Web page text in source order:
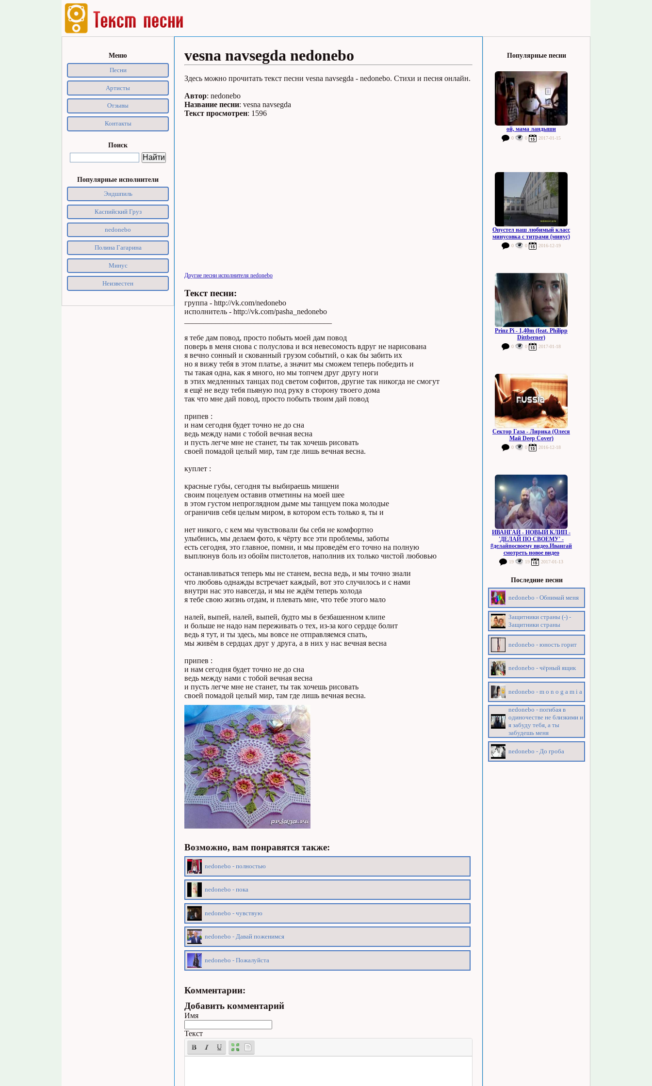
Меню
Песни
Артисты
Отзывы
Контакты
Поиск
Популярные исполнители
Эндшпиль
Каспийский Груз
nedonebo
Полина Гагарина
Минус
Неизвестен
vesna navsegda nedonebo
Здесь можно прочитать текст песни vesna navsegda - nedonebo. Стихи и песня онлайн.
Автор: nedonebo
Название песни: vesna navsegda
Текст просмотрен: 1596
Другие песни исполнителя nedonebo
Текст песни:
группа - http://vk.com/nedonebo
исполнитель - http://vk.com/pasha_nedonebo
я тебе дам повод, просто побыть моей дам повод
поверь в меня снова с полуслова и вся невесомость вдруг не нарисована
я вечно сонный и скованный грузом событий, о как бы забить их
но я вижу тебя в этом платье, а значит мы сможем теперь победить и
ты такая одна, как я много, но мы топчем друг другу ноги
в этих медленных танцах под светом софитов, другие так никогда не смогут
я ещё не веду тебя пьяную под руку в сторону твоего дома
так что мне дай повод, просто побыть твоим дай повод
припев :
и нам сегодня будет точно не до сна
ведь между нами с тобой вечная весна
и пусть легче мне не станет, ты так хочешь рисовать
своей помадой целый мир, там где лишь вечная весна.
куплет :
красные губы, сегодня ты выбираешь мишени
своим поцелуем оставив отметины на моей шее
в этом густом непроглядном дыме мы танцуем пока молодые
ограничив себя целым миром, в котором есть только я, ты и
нет никого, с кем мы чувствовали бы себя не комфортно
улыбнись, мы делаем фото, к чёрту все эти проблемы, заботы
есть сегодня, это главное, помни, и мы проведём его точно на полную
выплюнув боль из обойм пистолетов, наполнив их только чистой любовью
останавливаться теперь мы не станем, весна ведь, и мы точно знали
что любовь однажды встречает каждый, вот это случилось и с нами
внутри нас это навсегда, и мы не ждём теперь холода
я тебе свою жизнь отдам, и плевать мне, что тебе этого мало
налей, выпей, налей, выпей, будто мы в безбашенном клипе
и больше не надо нам переживать о тех, из-за кого сердце болит
ведь я тут, и ты здесь, мы вовсе не отправляемся спать,
мы живём в сердцах друг у друга, а в них у нас вечная весна
припев :
и нам сегодня будет точно не до сна
ведь между нами с тобой вечная весна
и пусть легче мне не станет, ты так хочешь рисовать
своей помадой целый мир, там где лишь вечная весна.
Возможно, вам понравятся также:
nedonebo - полностью
nedonebo - пока
nedonebo - чувствую
nedonebo - Давай поженимся
nedonebo - Пожалуйста
Комментарии:
Добавить комментарий
Имя
Текст
Популярные песни
ой, мама ландыши
0 0 2017-01-15
Опустел наш любимый класс
минусовка с титрами (минус)
0 0 2016-12-19
Prinz Pi - 1,40m (feat. Philipp
Dittberner)
0 0 2017-01-18
Сектор Газа - Лирика (Олеся
Май Deep Cover)
0 0 2016-12-18
ИВАНГАЙ - НОВЫЙ КЛИП -
'ДЕЛАЙ ПО СВОЕМУ' -
#делайпосвоему видео.Ивангай
смотреть новое видео
19 19 2017-01-13
Последние песни
nedonebo - Обнимай меня
Защитники страны (-) -
Защитники страны
nedonebo - юность горит
nedonebo - чёрный ящик
nedonebo - m o n o g a m i a
nedonebo - погибая в
одиночестве не близкими и
я забуду тебя, а ты
забудешь меня
nedonebo - До гроба